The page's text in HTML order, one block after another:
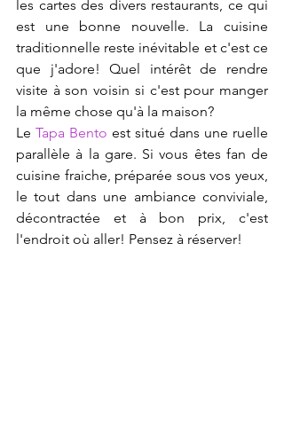
les cartes des divers restaurants, ce qui
est une bonne nouvelle. La cuisine
traditionnelle reste inévitable et c'est ce
que j'adore! Quel intérêt de rendre
visite à son voisin si c'est pour manger
la même chose qu'à la maison?
Le Tapa Bento est situé dans une ruelle
parallèle à la gare. Si vous êtes fan de
cuisine fraiche, préparée sous vos yeux,
le tout dans une ambiance conviviale,
décontractée et à bon prix, c'est
l'endroit où aller! Pensez à réserver!